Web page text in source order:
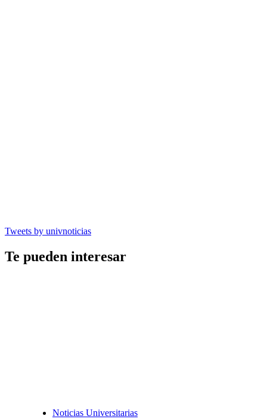
Tweets by univnoticias
Te pueden interesar
Noticias Universitarias